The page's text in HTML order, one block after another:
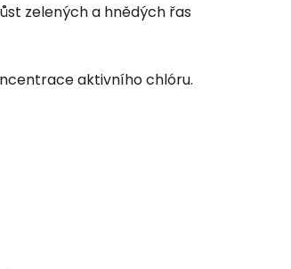
zelených a hnědých řas
aktivního chlóru.